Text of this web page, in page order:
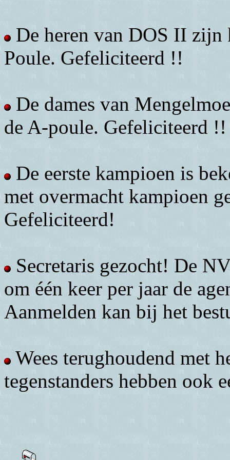
De heren van DOS II zijn
Poule. Gefeliciteerd !!
De dames van
de A-poule. Gefeliciteerd !!
De eerste kampioen is
met overmacht kampioen
Gefeliciteerd!
Secretaris gezocht! De
om één keer per jaar de
Aanmelden kan bij het
Wees terughoudend met
tegenstanders hebben ook